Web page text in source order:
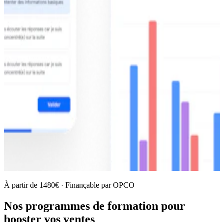
À partir de 1480€ · Finançable par OPCO
Nos programmes de formation pour
booster vos ventes